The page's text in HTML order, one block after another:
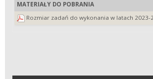
MATERIAŁY DO POBRANIA
Rozmiar zadań do wykonania w latach 2023-